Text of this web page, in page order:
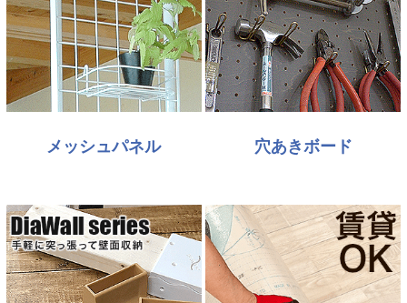
メッシュパネル 穴あきボード